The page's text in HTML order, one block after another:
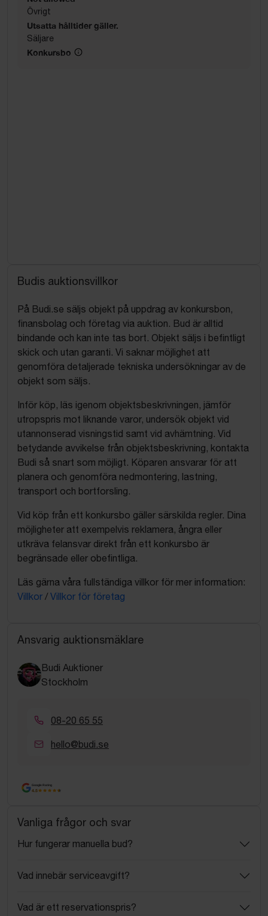
Övrigt
Utsatta hålltider gäller.
Säljare
Konkursbo
Budis auktionsvillkor
På Budi.se säljs objekt på uppdrag av konkursbon,
finansbolag och företag via auktion. Bud är alltid
bindande och kan inte tas bort. Objekt säljs i befintligt
skick och utan garanti. Vi saknar möjlighet att
genomföra detaljerade tekniska undersökningar av de
objekt som säljs.
Inför köp, läs igenom objektsbeskrivningen, jämför
utropspris mot liknande varor, undersök objekt vid
utannonserad visningstid samt vid avhämtning. Vid
betydande avvikelse från objektsbeskrivning, kontakta
Budi så snart som möjligt. Köparen ansvarar för att
planera och genomföra nedmontering, lastning,
transport och bortforsling.
Vid köp från ett konkursbo gäller särskilda regler. Dina
möjligheter att exempelvis reklamera, ångra eller
utkräva felansvar direkt från ett konkursbo är
begränsade eller obefintliga.
Läs gärna våra fullständiga villkor för mer information:
Villkor / Villkor för företag
Ansvarig auktionsmäklare
Budi Auktioner
Stockholm
08-20 65 55
hello@budi.se
Google Rating
4.5
Vanliga frågor och svar
Hur fungerar manuella bud?
Vad innebär serviceavgift?
Vad är ett reservationspris?